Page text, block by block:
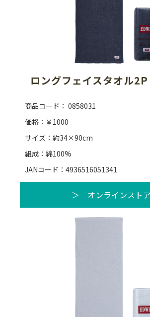
ロングフェイスタオル
商品コード： 0858031
価格：￥1000
サイズ：約34×90cm
組成：綿100%
JANコード：4936516051341
＞ オンラインストア